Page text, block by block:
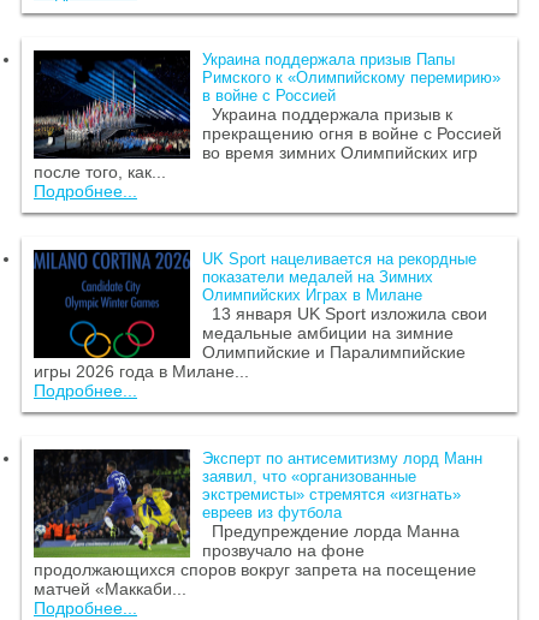
Украина поддержала призыв Папы
Римского к «Олимпийскому перемирию»
в войне с Россией
Украина поддержала призыв к
прекращению огня в войне с Россией
во время зимних Олимпийских игр
после того, как...
Подробнее...
UK Sport нацеливается на рекордные
показатели медалей на Зимних
Олимпийских Играх в Милане
13 января UK Sport изложила свои
медальные амбиции на зимние
Олимпийские и Паралимпийские
игры 2026 года в Милане...
Подробнее...
Эксперт по антисемитизму лорд Манн
заявил, что «организованные
экстремисты» стремятся «изгнать»
евреев из футбола
Предупреждение лорда Манна
прозвучало на фоне
продолжающихся споров вокруг запрета на посещение
матчей «Маккаби...
Подробнее...